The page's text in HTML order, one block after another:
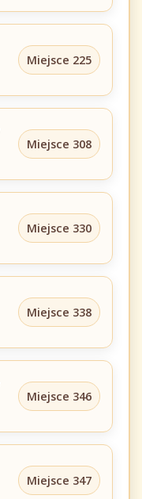
Miejsce 225
Miejsce 308
Miejsce 330
Miejsce 338
Miejsce 346
Miejsce 347